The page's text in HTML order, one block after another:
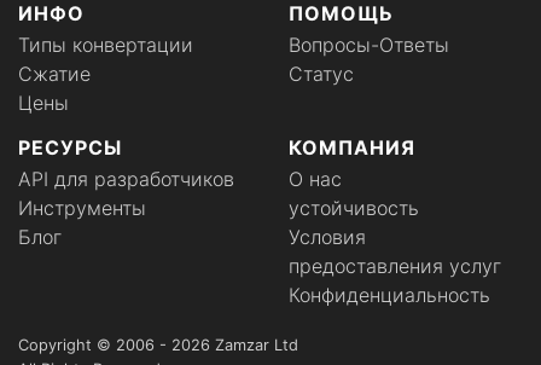
ИНФО
Типы конвертации
Сжатие
Цены
ПОМОЩЬ
Вопросы-Ответы
Статус
РЕСУРСЫ
API для разработчиков
Инструменты
Блог
КОМПАНИЯ
О нас
устойчивость
Условия
предоставления услуг
Конфиденциальность
Copyright © 2006 - 2026 Zamzar Ltd